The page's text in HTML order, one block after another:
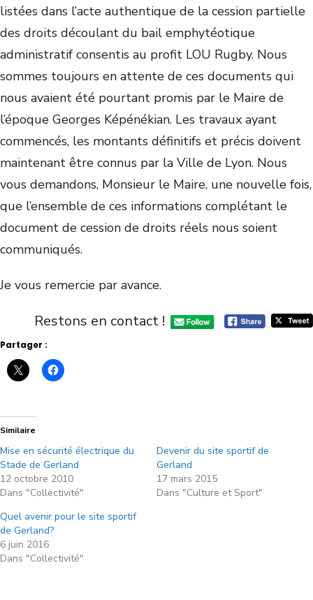
listées dans l’acte authentique de la cession partielle
des droits découlant du bail emphytéotique
administratif consentis au profit LOU Rugby. Nous
sommes toujours en attente de ces documents qui
nous avaient été pourtant promis par le Maire de
l’époque Georges Képénékian. Les travaux ayant
commencés, les montants définitifs et précis doivent
maintenant être connus par la Ville de Lyon. Nous
vous demandons, Monsieur le Maire, une nouvelle fois,
que l’ensemble de ces informations complétant le
document de cession de droits réels nous soient
communiqués.
Je vous remercie par avance.
Restons en contact !
Partager :
Similaire
Mise en sécurité électrique du
Stade de Gerland
12 octobre 2010
Dans "Collectivité"
Devenir du site sportif de
Gerland
17 mars 2015
Dans "Culture et Sport"
Quel avenir pour le site sportif
de Gerland?
6 juin 2016
Dans "Collectivité"